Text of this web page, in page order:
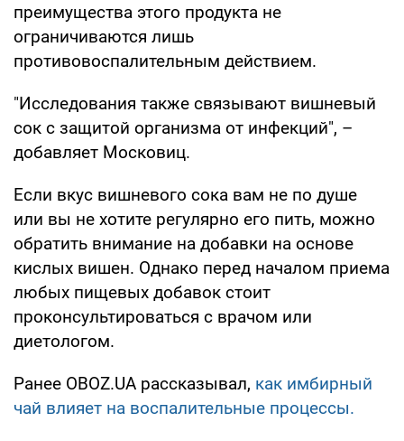
преимущества этого продукта не
ограничиваются лишь
противовоспалительным действием.
"Исследования также связывают вишневый
сок с защитой организма от инфекций", –
добавляет Московиц.
Если вкус вишневого сока вам не по душе
или вы не хотите регулярно его пить, можно
обратить внимание на добавки на основе
кислых вишен. Однако перед началом приема
любых пищевых добавок стоит
проконсультироваться с врачом или
диетологом.
Ранее OBOZ.UA рассказывал, как имбирный
чай влияет на воспалительные процессы.